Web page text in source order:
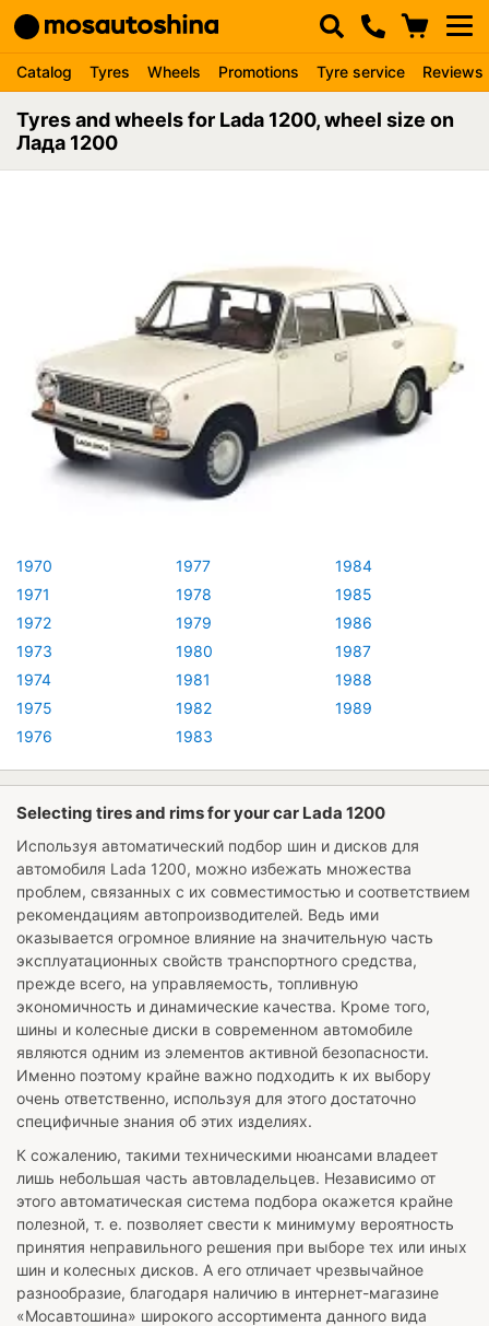
Catalog Tyres Wheels Promotions Tyre service Reviews
Tyres and wheels for Lada 1200, wheel size on
Лада 1200
1970
1971
1972
1973
1974
1975
1976
1977
1978
1979
1980
1981
1982
1983
1984
1985
1986
1987
1988
1989
Selecting tires and rims for your car Lada 1200
Используя автоматический подбор шин и дисков для
автомобиля Lada 1200, можно избежать множества
проблем, связанных с их совместимостью и соответствием
рекомендациям автопроизводителей. Ведь ими
оказывается огромное влияние на значительную часть
эксплуатационных свойств транспортного средства,
прежде всего, на управляемость, топливную
экономичность и динамические качества. Кроме того,
шины и колесные диски в современном автомобиле
являются одним из элементов активной безопасности.
Именно поэтому крайне важно подходить к их выбору
очень ответственно, используя для этого достаточно
специфичные знания об этих изделиях.
К сожалению, такими техническими нюансами владеет
лишь небольшая часть автовладельцев. Независимо от
этого автоматическая система подбора окажется крайне
полезной, т. е. позволяет свести к минимуму вероятность
принятия неправильного решения при выборе тех или иных
шин и колесных дисков. А его отличает чрезвычайное
разнообразие, благодаря наличию в интернет-магазине
«Мосавтошина» широкого ассортимента данного вида